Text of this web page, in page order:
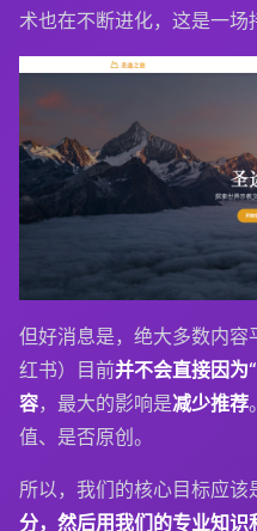
术也在不断进化，这是一场
但好消息是，绝大多数内
红书）目前并不会直接因为
容，最大的影响是减少推荐
值、是否原创。
所以，我们的核心目标应该
分，然后用我们的专业知